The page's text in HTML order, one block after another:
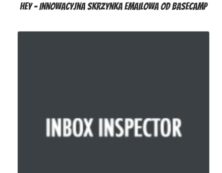
Hey – Innowacyjna skrzynka emailowa od Basecamp